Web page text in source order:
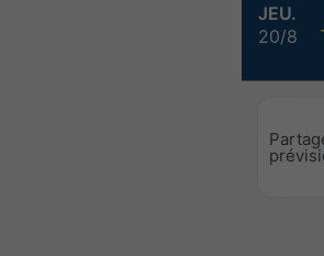
JEU.
20/8